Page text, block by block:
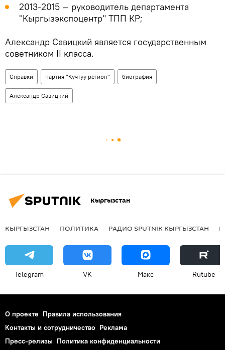
2013-2015 — руководитель департамента
"Кыргызэкспоцентр" ТПП КР;
Александр Савицкий является государственным
советником II класса.
Справки партия "Кучтуу регион" биография
Александр Савицкий
Кыргызстан
КЫРГЫЗСТАН ПОЛИТИКА РАДИО SPUTNIK КЫРГЫЗСТАН
Telegram VK Макс Rutube
О проекте Правила использования
Контакты и сотрудничество Реклама
Пресс-релизы Политика конфиденциальности